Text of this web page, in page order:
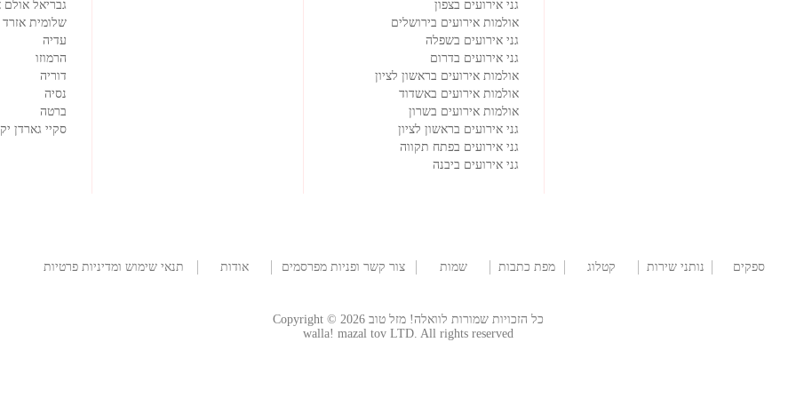
גני אירועים בצפון
אולמות אירועים בירושלים
גני אירועים בשפלה
גני אירועים בדרום
אולמות אירועים בראשון לציון
אולמות אירועים באשדוד
אולמות אירועים בשרון
גני אירועים בראשון לציון
גני אירועים בפתח תקווה
גני אירועים ביבנה
גבריאל אולם
שלומית אזרד
עדיה
הרמוזו
דוריה
נסיה
ברטה
סקיי גארדן
ספקים
נותני שירות
קטלוג
מפת כתבות
שמות
צור קשר ופניות מפרסמים
אודות
תנאי שימוש ומדיניות פרטיות
כל הזכויות שמורות לוואלה! מזל טוב Copyright © 2026
walla! mazal tov LTD. All rights reserved